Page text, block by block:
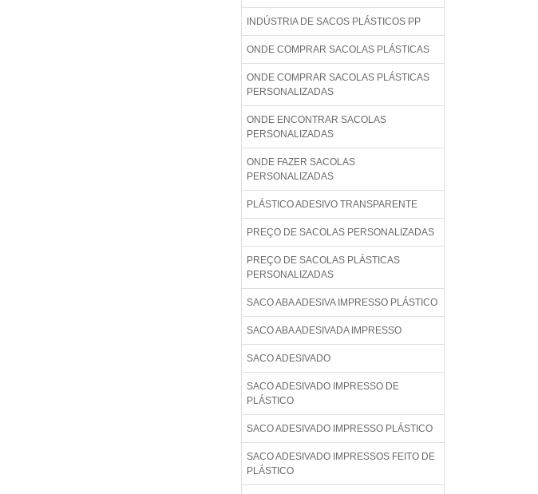
INDÚSTRIA DE SACOS PLÁSTICOS PP
ONDE COMPRAR SACOLAS PLÁSTICAS
ONDE COMPRAR SACOLAS PLÁSTICAS
PERSONALIZADAS
ONDE ENCONTRAR SACOLAS
PERSONALIZADAS
ONDE FAZER SACOLAS
PERSONALIZADAS
PLÁSTICO ADESIVO TRANSPARENTE
PREÇO DE SACOLAS PERSONALIZADAS
PREÇO DE SACOLAS PLÁSTICAS
PERSONALIZADAS
SACO ABA ADESIVA IMPRESSO PLÁSTICO
SACO ABA ADESIVADA IMPRESSO
SACO ADESIVADO
SACO ADESIVADO IMPRESSO DE
PLÁSTICO
SACO ADESIVADO IMPRESSO PLÁSTICO
SACO ADESIVADO IMPRESSOS FEITO DE
PLÁSTICO